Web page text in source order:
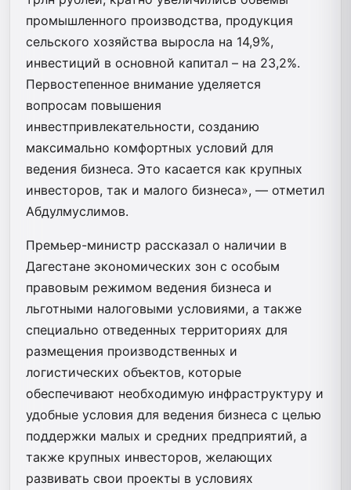
промышленного производства, продукция
сельского хозяйства выросла на 14,9%,
инвестиций в основной капитал – на 23,2%.
Первостепенное внимание уделяется
вопросам повышения
инвестпривлекательности, созданию
максимально комфортных условий для
ведения бизнеса. Это касается как крупных
инвесторов, так и малого бизнеса», — отметил
Абдулмуслимов.
Премьер-министр рассказал о наличии в
Дагестане экономических зон с особым
правовым режимом ведения бизнеса и
льготными налоговыми условиями, а также
специально отведенных территориях для
размещения производственных и
логистических объектов, которые
обеспечивают необходимую инфраструктуру и
удобные условия для ведения бизнеса с целью
поддержки малых и средних предприятий, а
также крупных инвесторов, желающих
развивать свои проекты в условиях